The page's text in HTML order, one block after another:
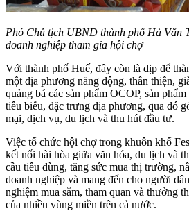
Phó Chủ tịch UBND thành phố Hà Văn
doanh nghiệp tham gia hội chợ
Với thành phố Huế, đây còn là dịp để
một địa phương năng động, thân thiện,
quảng bá các sản phẩm OCOP, sản
tiêu biểu, đặc trưng địa phương, qua đó
mại, dịch vụ, du lịch và thu hút đầu tư.
Việc tổ chức hội chợ trong khuôn khổ
kết nối hài hòa giữa văn hóa, du lịch và
cầu tiêu dùng, tăng sức mua thị trường,
doanh nghiệp và mang đến cho người
nghiệm mua sắm, tham quan và thưởng
của nhiều vùng miền trên cả nước.